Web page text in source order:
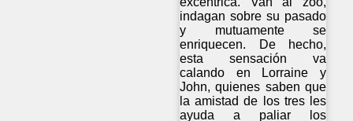
indagan sobre su pasado
y mutuamente se
enriquecen. De hecho,
esta sensación va
calando en Lorraine y
John, quienes saben que
la amistad de los tres les
ayuda a paliar los